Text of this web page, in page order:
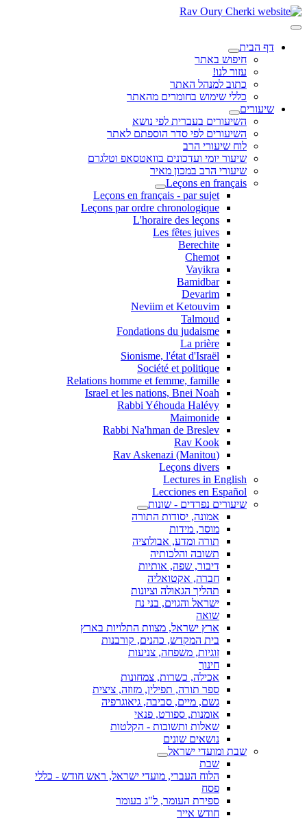
דף הבית
חיפוש באתר
עזור לנו!
כתוב למנהל האתר
כללי שימוש בחומרים מהאתר
שיעורים
השיעורים בעברית לפי נושא
השיעורים לפי סדר הוספתם לאתר
לוח שיעורי הרב
שיעור יומי ועדכונים בוואטסאפ וטלגרם
שיעורי הרב במכון מאיר
Leçons en français
Leçons en français - par sujet
Leçons par ordre chronologique
L'horaire des leçons
Les fêtes juives
Berechite
Chemot
Vayikra
Bamidbar
Devarim
Neviim et Ketouvim
Talmoud
Fondations du judaisme
La prière
Sionisme, l'état d'Israël
Société et politique
Relations homme et femme, famille
Israel et les nations, Bnei Noah
Rabbi Yéhouda Halévy
Maimonide
Rabbi Na'hman de Breslev
Rav Kook
(Rav Askenazi (Manitou
Leçons divers
Lectures in English
Lecciones en Español
שיעורים נפרדים - שונות
אמונה, יסודות התורה
מוסר, מידות
תורה ומדע, אבולוציה
תשובה והלכותיה
דיבור, שפה, אותיות
חברה, אקטואליה
תהליך הגאולה וציונות
ישראל והגוים, בני נח
שואה
ארץ ישראל, מצוות התלויות בארץ
בית המקדש, כהנים, קורבנות
זוגיות, משפחה, צניעות
חינוך
אכילה, כשרות, צמחונות
ספר תורה, תפילין, מזוזה, ציצית
גשם, מיים, סביבה, גיאוגרפיה
אומנות, ספורט, פנאי
שאלות ותשובות - הקלטות
נושאים שונים
שבת ומועדי ישראל
שבת
הלוח העברי, מועדי ישראל, ראש חודש - כללי
פסח
ספירת העומר, ל"ג בעומר
חודש אייר